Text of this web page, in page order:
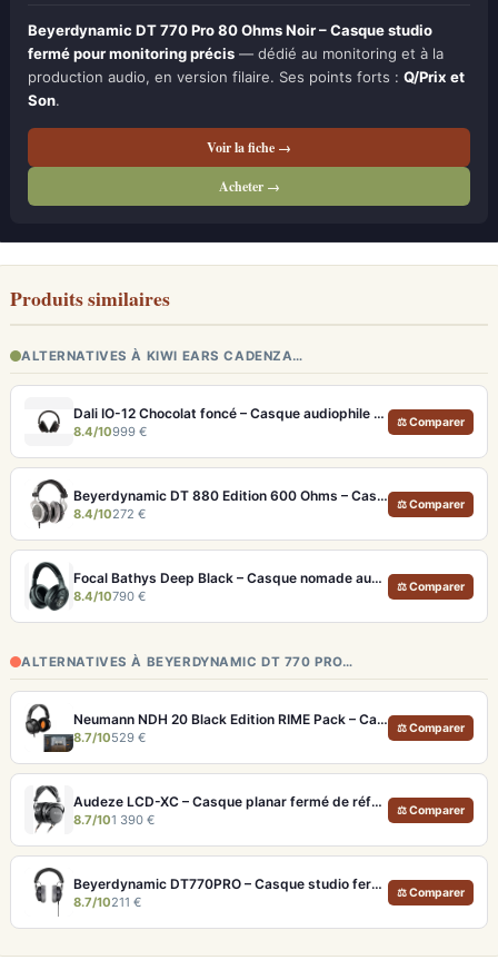
Beyerdynamic DT 770 Pro 80 Ohms Noir – Casque studio
fermé pour monitoring précis — dédié au monitoring et à la
production audio, en version filaire. Ses points forts : Q/Prix et
Son.
Voir la fiche →
Acheter →
Produits similaires
ALTERNATIVES À KIWI EARS CADENZA…
Dali IO-12 Chocolat foncé – Casque audiophile Bluetooth 35h ANC
8.4/10999 €
⚖ Comparer
Beyerdynamic DT 880 Edition 600 Ohms – Casque semi-ouvert neutre pour audiophiles et studio
8.4/10272 €
⚖ Comparer
Focal Bathys Deep Black – Casque nomade audiophile ANC 30h et USB-DAC 24 bits/192 kHz
8.4/10790 €
⚖ Comparer
ALTERNATIVES À BEYERDYNAMIC DT 770 PRO…
Neumann NDH 20 Black Edition RIME Pack – Casque studio fermé pour monitoring pro et immersion binaurale
8.7/10529 €
⚖ Comparer
Audeze LCD-XC – Casque planar fermé de référence pour studio et audiophile
8.7/101 390 €
⚖ Comparer
Beyerdynamic DT770PRO – Casque studio fermé pour un monitoring précis et isolé
8.7/10211 €
⚖ Comparer